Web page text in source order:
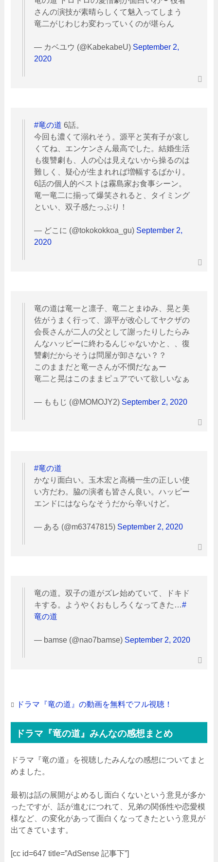
さんの演技が素晴らしくて魅入ってしまう
竜二がじわじわ変わっていくのが堪らん
— カベユウ (@KabekabeU) September 2,
2020
#竜の道 6話。
今回も濃くて溺れそう。源平と芙有子が哀し
くてね、エンケンさん最高でした。結婚生活
も復讐劇も、人の心は見えないから操るのは
難しく、疑心が生まれれば増幅するばかり。
6話の個人的ベストは霧島家お食事シーン。
竜一竜二に揃って爆笑されると、タイミング
といい、双子感たっぷり！
— どこに (@tokokokkoa_gu) September 2,
2020
竜の道は竜一と凛子、竜二とまゆみ、晃と美
佐がうまく行って、源平が改心してヤクザの
会長さんが二人の父として謝ったりしたらみ
んなハッピーに終わるんじゃないかと、、復
讐劇だからそうは問屋が卸さない？？
このままだと竜一さんが不憫だなぁー
竜二と晃はこのままピュアでいて欲しいなぁ
— ももじ (@MOMOJY2) September 2, 2020
#竜の道
かなり面白い。玉木宏と高橋一生の正しい使
い方だわ。脇の演者も皆さん良い。ハッピー
エンドにはならなそうだから辛いけど。
— ある (@m63747815) September 2, 2020
竜の道。双子の道がズレ始めていて、ドキド
キする。ようやくおもしろくなってきた…#
竜の道
— bamse (@nao7bamse) September 2, 2020
ドラマ『竜の道』の動画を無料でフル視聴！
ドラマ『竜の道』みんなの感想まとめ
ドラマ『竜の道』を視聴したみんなの感想についてまと
めました。
最初は話の展開がよめるし面白くないという意見が多か
ったですが、話が進むにつれて、兄弟の関係性や恋愛模
様など、の変化があって面白くなってきたという意見が
出てきています。
[cc id=647 title=”AdSense 記事下”]